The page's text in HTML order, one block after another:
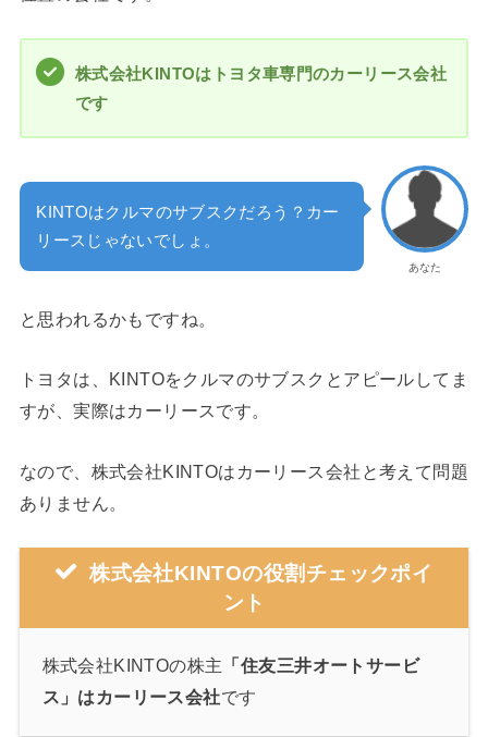
株式会社KINTOはトヨタ車専門のカーリース会社
です
あなた
KINTOはクルマのサブスクだろう？カー
リースじゃないでしょ。
と思われるかもですね。
トヨタは、KINTOをクルマのサブスクとアピールしてま
すが、実際はカーリースです。
なので、株式会社KINTOはカーリース会社と考えて問題
ありません。
株式会社KINTOの役割チェックポイ
ント
株式会社KINTOの株主 「住友三井オートサービ
ス」はカーリース会社です